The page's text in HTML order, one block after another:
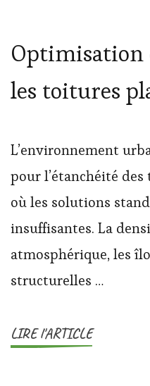
Optimisation
les toitures
L’environnement
pour l’étanchéité
où les solutions
insuffisantes. La
atmosphérique, les
structurelles …
LIRE l'ARTICLE